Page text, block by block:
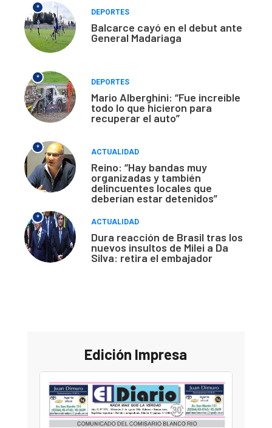
*
DEPORTES
Balcarce cayó en el debut ante
General Madariaga
*
DEPORTES
Mario Alberghini: “Fue increíble
todo lo que hicieron para
recuperar el auto”
*
ACTUALIDAD
Reino: “Hay bandas muy
organizadas y también
delincuentes locales que
deberían estar detenidos”
*
ACTUALIDAD
Dura reacción de Brasil tras los
nuevos insultos de Milei a Da
Silva: retira el embajador
Edición Impresa